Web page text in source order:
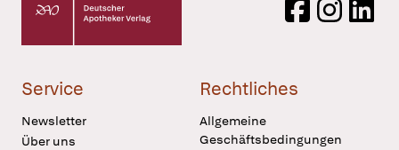
Service
Newsletter
Über uns
Rechtliches
Allgemeine
Geschäftsbedingungen